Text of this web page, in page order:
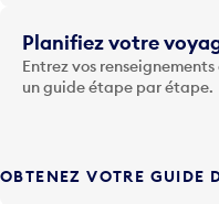
t
o
u
F
Planifiez votre
Entrez vos
un guide étape par étape.
OBTENEZ VOTRE GUIDE